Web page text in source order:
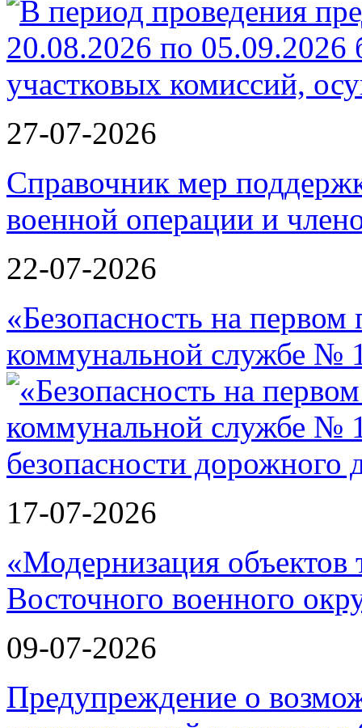
27-07-2026
Справочник мер
военной операции и
22-07-2026
«Безопасность на
коммунальной службе №
17-07-2026
«Модернизация объектов
Восточного военного
09-07-2026
Предупреждение о